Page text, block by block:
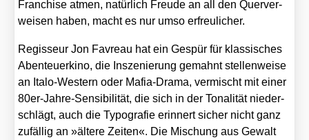
Fran­chise atmen, natür­lich Freu­de an all den Quer­ver­
wei­sen haben, macht es nur umso erfreu­li­cher.
Regis­seur Jon Fav­reau hat ein Gespür für klas­si­sches
Aben­teu­er­ki­no, die Insze­nie­rung gemahnt stel­len­wei­se
an Italo-Wes­tern oder Mafia-Dra­ma, ver­mischt mit einer
80er-Jah­re-Sen­si­bi­li­tät, die sich in der Tona­li­tät nie­der­
schlägt, auch die Typo­gra­fie erin­nert sicher nicht ganz
zufäl­lig an »älte­re Zei­ten«. Die Mischung aus Gewalt